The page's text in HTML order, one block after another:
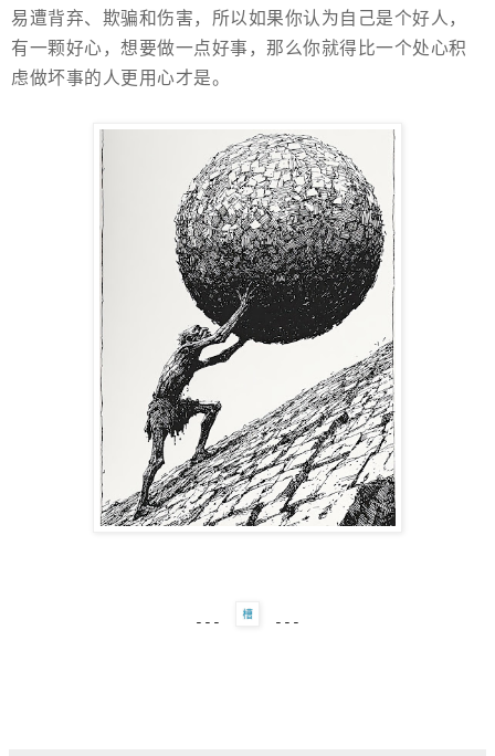
易遭背弃、欺骗和伤害，所以如果你认为自己是个好人，
有一颗好心，想要做一点好事，那么你就得比一个处心积
虑做坏事的人更用心才是。
--- ---